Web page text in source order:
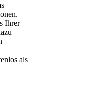
Ihrer
als